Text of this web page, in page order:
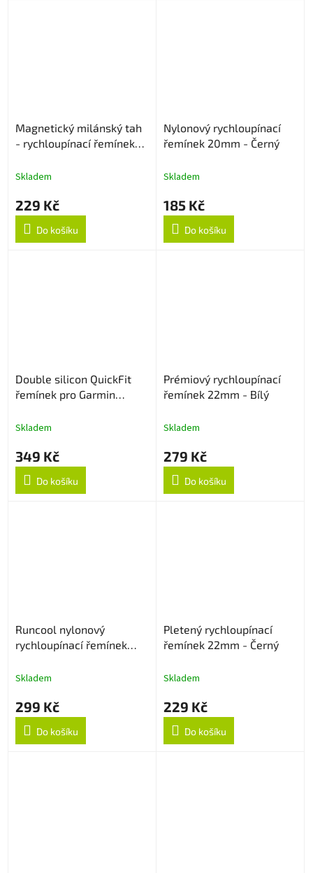
Magnetický milánský tah
- rychloupínací řemínek
Skladem
229 Kč
Do košíku
Nylonový rychloupínací
řemínek 20mm - Černý
Skladem
185 Kč
Do košíku
Double silicon QuickFit
řemínek pro Garmin
Skladem
349 Kč
Do košíku
Prémiový rychloupínací
řemínek 22mm - Bílý
Skladem
279 Kč
Do košíku
Runcool nylonový
rychloupínací řemínek
Skladem
299 Kč
Do košíku
Pletený rychloupínací
řemínek 22mm - Černý
Skladem
229 Kč
Do košíku